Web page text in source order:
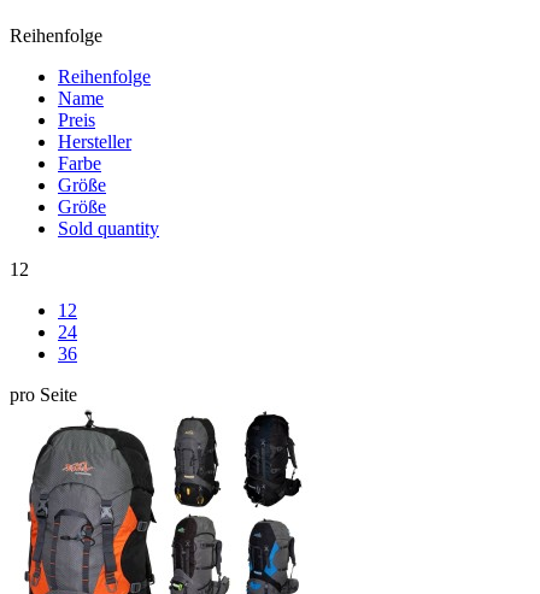
Reihenfolge
Reihenfolge
Name
Preis
Hersteller
Farbe
Größe
Größe
Sold quantity
12
12
24
36
pro Seite